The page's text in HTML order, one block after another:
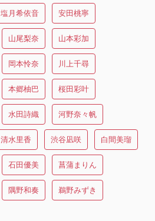
塩月希依音 安田桃寧
山尾梨奈 山本彩加
岡本怜奈 川上千尋
本郷柚巴 桜田彩叶
水田詩織 河野奈々帆
清水里香 渋谷凪咲 白間美瑠
石田優美 菖蒲まりん
隅野和奏 鵜野みずき